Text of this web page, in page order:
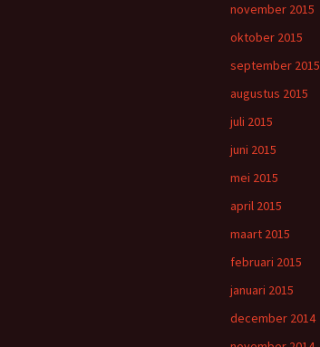
november 2015
oktober 2015
september 2015
augustus 2015
juli 2015
juni 2015
mei 2015
april 2015
maart 2015
februari 2015
januari 2015
december 2014